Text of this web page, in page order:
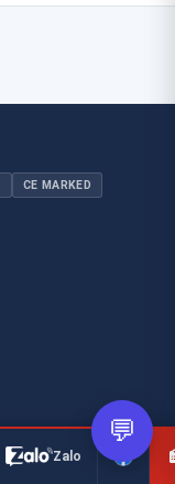
CE MARKED
Zalo
💬